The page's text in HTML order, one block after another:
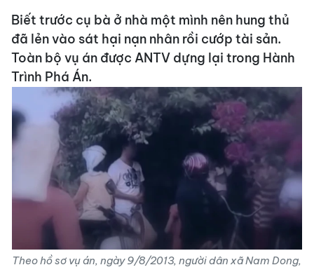
Biết trước cụ bà ở nhà một mình nên hung thủ
đã lẻn vào sát hại nạn nhân rồi cướp tài sản.
Toàn bộ vụ án được ANTV dựng lại trong Hành
Trình Phá Án.
Theo hồ sơ vụ án, ngày 9/8/2013, người dân xã Nam Dong,